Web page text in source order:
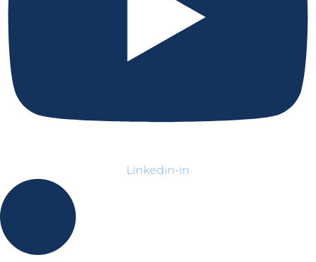
Linkedin-in